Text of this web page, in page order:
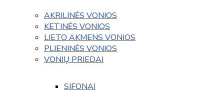
AKRILINĖS VONIOS
KETINĖS VONIOS
LIETO AKMENS VONIOS
PLIENINĖS VONIOS
VONIŲ PRIEDAI
SIFONAI